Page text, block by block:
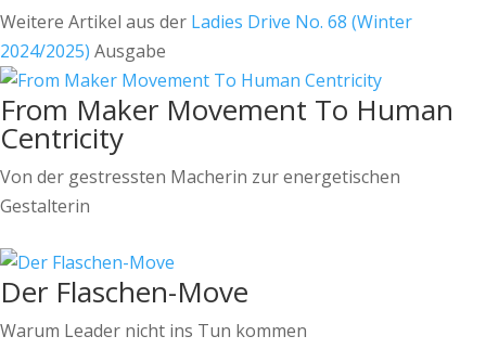
Weitere Artikel aus der Ladies Drive No. 68 (Winter
2024/2025) Ausgabe
From Maker Movement To Human
Centricity
Von der gestressten Macherin zur energetischen
Gestalterin
Der Flaschen-Move
Warum Leader nicht ins Tun kommen